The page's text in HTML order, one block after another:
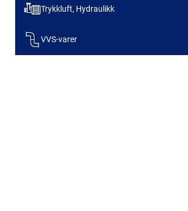
Trykkluft, Hydraulikk
VVS-varer